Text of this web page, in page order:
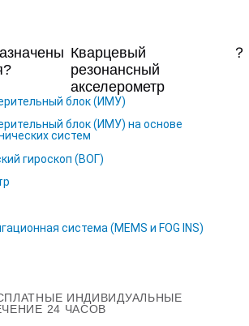
Кварцевый
резонансный
акселерометр
？
блок (ИМУ)
блок (ИМУ) на основе
систем
гироскоп (ВОГ)
система (MEMS и FOG INS)
ИНДИВИДУАЛЬНЫЕ
24 ЧАСОВ